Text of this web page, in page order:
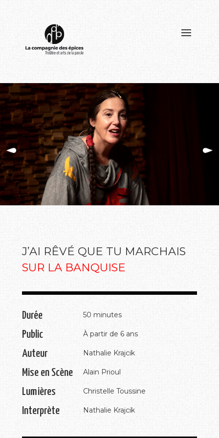
J’AI RÊVÉ QUE TU MARCHAIS
SUR LA BANQUISE
Durée 50 minutes
Public À partir de 6 ans
Auteur Nathalie Krajcik
Mise en Scène Alain Prioul
Lumières Christelle Toussine
Interprète Nathalie Krajcik